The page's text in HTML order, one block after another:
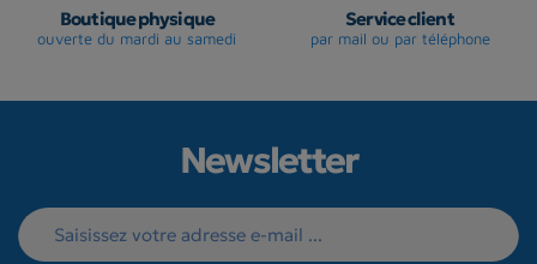
Boutique physique
ouverte du mardi au samedi
Service client
par mail ou par téléphone
Newsletter